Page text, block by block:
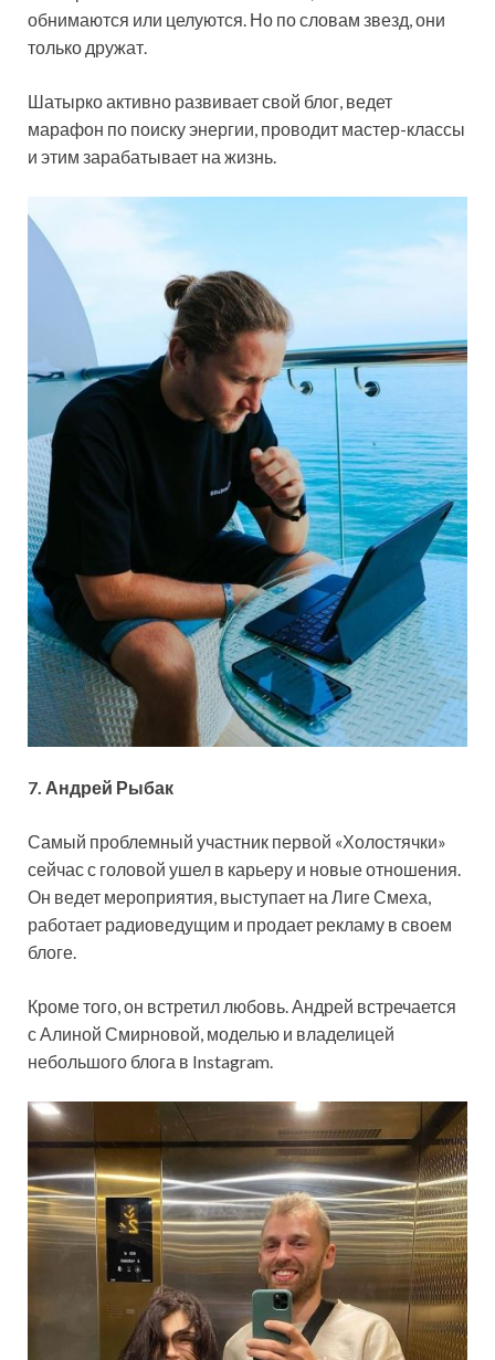
обнимаются или целуются. Но по словам звезд, они
только дружат.
Шатырко активно развивает свой блог, ведет
марафон по поиску энергии, проводит мастер-классы
и этим зарабатывает на жизнь.
7. Андрей Рыбак
Самый проблемный участник первой «Холостячки»
сейчас с головой ушел в карьеру и новые отношения.
Он ведет мероприятия, выступает на Лиге Смеха,
работает радиоведущим и продает рекламу в своем
блоге.
Кроме того, он встретил любовь. Андрей встречается
с Алиной Смирновой, моделью и владелицей
небольшого блога в Instagram.